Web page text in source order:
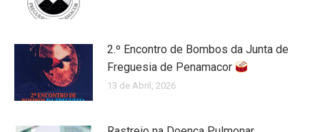
2.º Encontro de Bombos da Junta de
Freguesia de Penamacor
13 de Abril, 2026